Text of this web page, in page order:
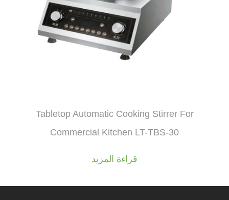
Tabletop Automatic Cooking Stirrer For
Commercial Kitchen LT-TBS-30
قراءة المزيد